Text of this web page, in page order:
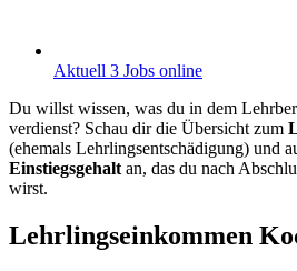
Aktuell 3 Jobs online
Du willst wissen, was du in dem
verdienst? Schau dir die Übersicht zum
(ehemals Lehrlingsentschädigung) und
Einstiegsgehalt an, das du nach
wirst.
Lehrlingseinkommen